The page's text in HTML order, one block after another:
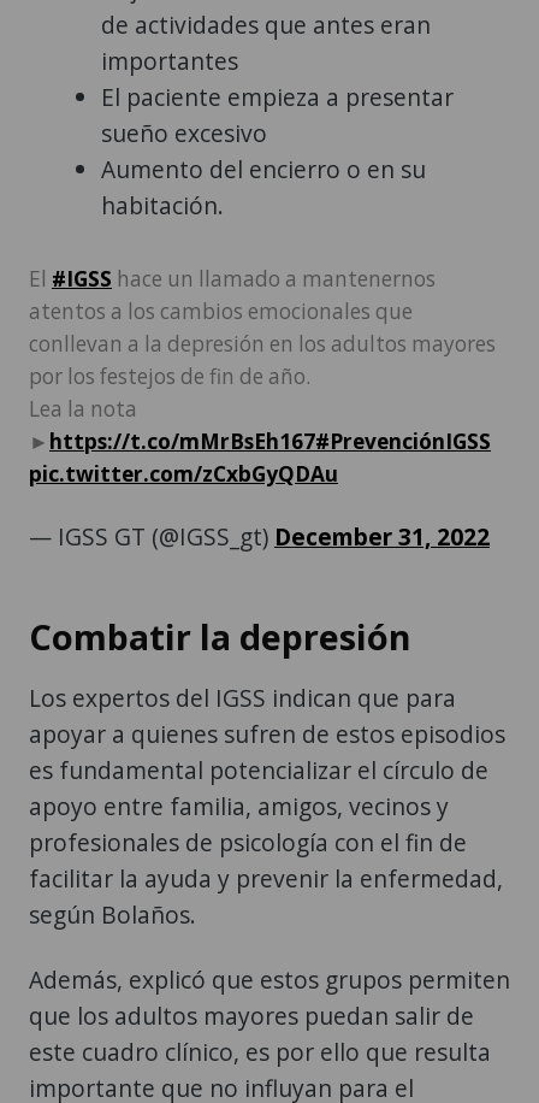
de actividades que antes eran
importantes
El paciente empieza a presentar
sueño excesivo
Aumento del encierro o en su
habitación.
El #IGSS hace un llamado a mantenernos
atentos a los cambios emocionales que
conllevan a la depresión en los adultos mayores
por los festejos de fin de año.
Lea la nota
► https://t.co/mMrBsEh167#PrevenciónIGSS
pic.twitter.com/zCxbGyQDAu
— IGSS GT (@IGSS_gt) December 31, 2022
Combatir la depresión
Los expertos del IGSS indican que para
apoyar a quienes sufren de estos episodios
es fundamental potencializar el círculo de
apoyo entre familia, amigos, vecinos y
profesionales de psicología con el fin de
facilitar la ayuda y prevenir la enfermedad,
según Bolaños.
Además, explicó que estos grupos permiten
que los adultos mayores puedan salir de
este cuadro clínico, es por ello que resulta
importante que no influyan para el